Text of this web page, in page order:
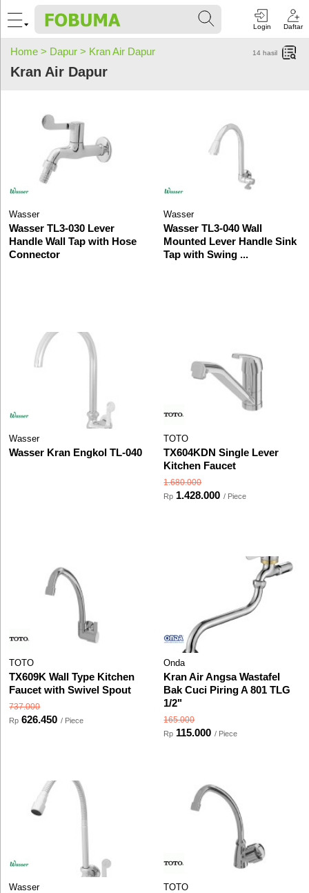
Login Daftar
Home > Dapur > Kran Air Dapur
Kran Air Dapur
14 hasil
Wasser
Wasser TL3-030 Lever
Handle Wall Tap with Hose
Connector
Wasser
Wasser TL3-040 Wall
Mounted Lever Handle Sink
Tap with Swing ...
Wasser
Wasser Kran Engkol TL-040
TOTO
TX604KDN Single Lever
Kitchen Faucet
1.680.000
Rp 1.428.000 / Piece
TOTO
TX609K Wall Type Kitchen
Faucet with Swivel Spout
737.000
Rp 626.450 / Piece
Onda
Kran Air Angsa Wastafel
Bak Cuci Piring A 801 TLG
1/2"
165.000
Rp 115.000 / Piece
Wasser TOTO